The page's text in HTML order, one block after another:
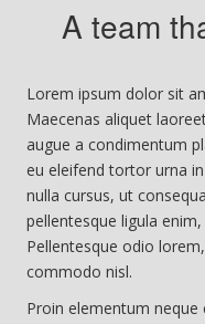
A team
Lorem ipsum dolor sit
Maecenas aliquet
augue a condimentum
eu eleifend tortor urna
nulla cursus, ut
pellentesque ligula
Pellentesque odio
commodo nisl.
Proin elementum neque